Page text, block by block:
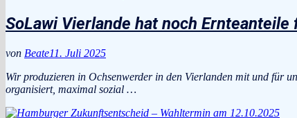
SoLawi Vierlande hat noch Ernteanteile
von Beate11. Juli 2025
Wir produzieren in Ochsenwerder in den Vierlanden mit und für
organisiert, maximal sozial …